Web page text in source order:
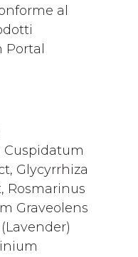
al
Cuspidatum
Glycyrrhiza
Rosmarinus
Graveolens